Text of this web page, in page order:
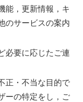
能，更新情報，キ
のサービスの案内
必要に応じたご連
正・不当な目的で
ーの特定をし，ご